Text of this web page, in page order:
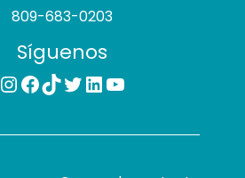
809-683-0203
Síguenos
Instagram
Facebook
TikTok
Twitter
LinkedIn
YouTube